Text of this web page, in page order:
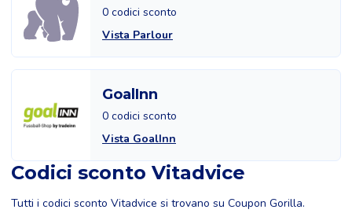
0 codici sconto
Vista Parlour
GoalInn
0 codici sconto
Vista GoalInn
Codici sconto Vitadvice
Tutti i codici sconto Vitadvice si trovano su Coupon Gorilla.